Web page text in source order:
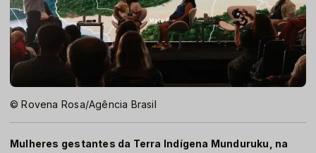
© Rovena Rosa/Agência Brasil
Mulheres gestantes da Terra Indígena Munduruku, na